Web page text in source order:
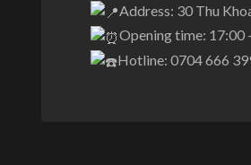
Address: 30 Thu
Opening time: 17:00
Hotline: 0704 666